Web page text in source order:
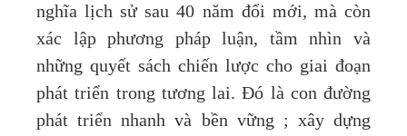
nghĩa lịch sử sau 40 năm đổi mới, mà còn
xác lập phương pháp luận, tầm nhìn và
những quyết sách chiến lược cho giai đoạn
phát triển trong tương lai. Đó là con đường
phát triển nhanh và bền vững ; xây dựng